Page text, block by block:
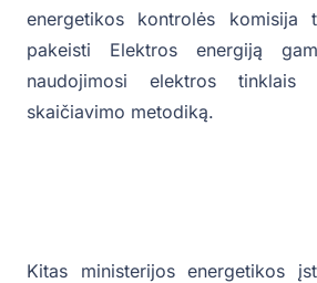
energetikos kontrolės komisija
pakeisti Elektros energiją
naudojimosi elektros tinklais
skaičiavimo metodiką.
Kitas ministerijos energetikos